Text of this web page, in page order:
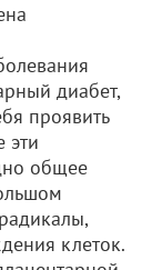
диабет,
проявить
эти
общее
клеток.